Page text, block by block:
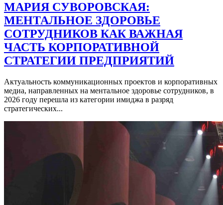
МАРИЯ СУВОРОВСКАЯ:
МЕНТАЛЬНОЕ ЗДОРОВЬЕ
СОТРУДНИКОВ КАК ВАЖНАЯ
ЧАСТЬ КОРПОРАТИВНОЙ
СТРАТЕГИИ ПРЕДПРИЯТИЙ
Актуальность коммуникационных проектов и корпоративных
медиа, направленных на ментальное здоровье сотрудников, в
2026 году перешла из категории имиджа в разряд
стратегических...